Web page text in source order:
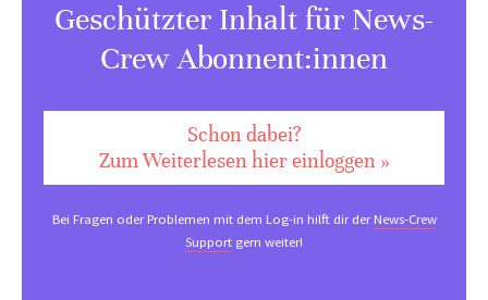
Geschützter Inhalt für News-
Crew Abonnent:innen
Schon dabei?
Zum Weiterlesen hier einloggen »
Bei Fragen oder Problemen mit dem Log-in hilft dir derNews-Crew
Support gern weiter!